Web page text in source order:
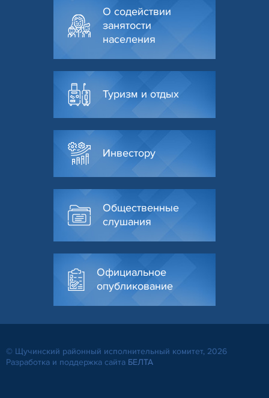
О содействии
занятости
населения
Туризм и отдых
Инвестору
Общественные
слушания
Официальное
опубликование
© Щучинский районный исполнительный комитет, 2026
Разработка и поддержка сайта БЕЛТА